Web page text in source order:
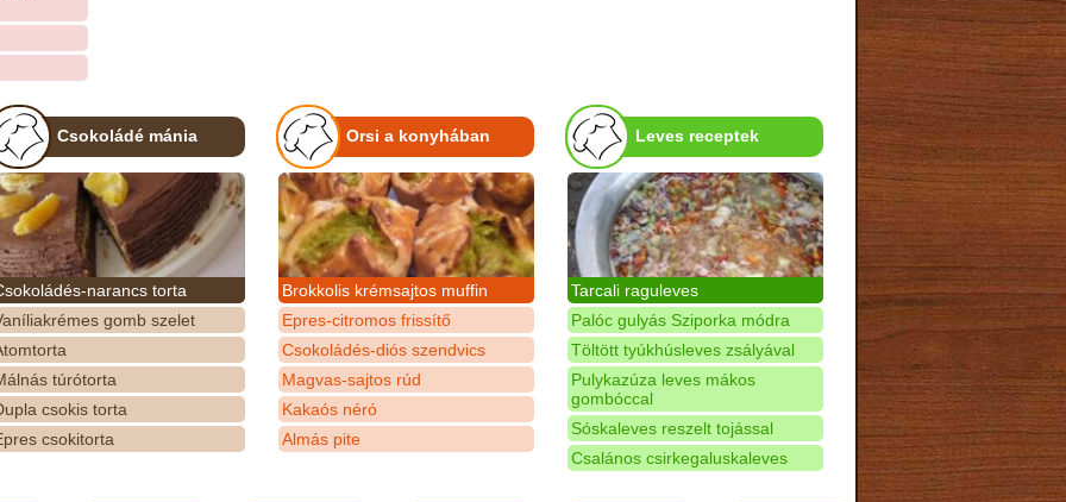
Csokoládé mánia
narancs torta
gomb szelet
túrótorta
csokis torta
csokitorta
Orsi a konyhában
Brokkolis krémsajtos muffin
Epres-citromos frissítő
Csokoládés-diós szendvics
Magvas-sajtos rúd
Kakaós néró
Almás pite
Leves receptek
Tarcali raguleves
Palóc gulyás Sziporka módra
Töltött tyúkhúsleves zsályával
Pulykazúza leves mákos
gombóccal
Sóskaleves reszelt tojással
Csalános csirkegaluskaleves